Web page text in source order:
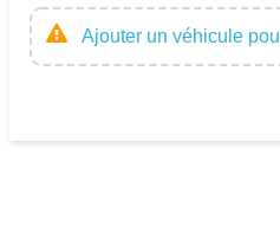
Ajouter un véhicule